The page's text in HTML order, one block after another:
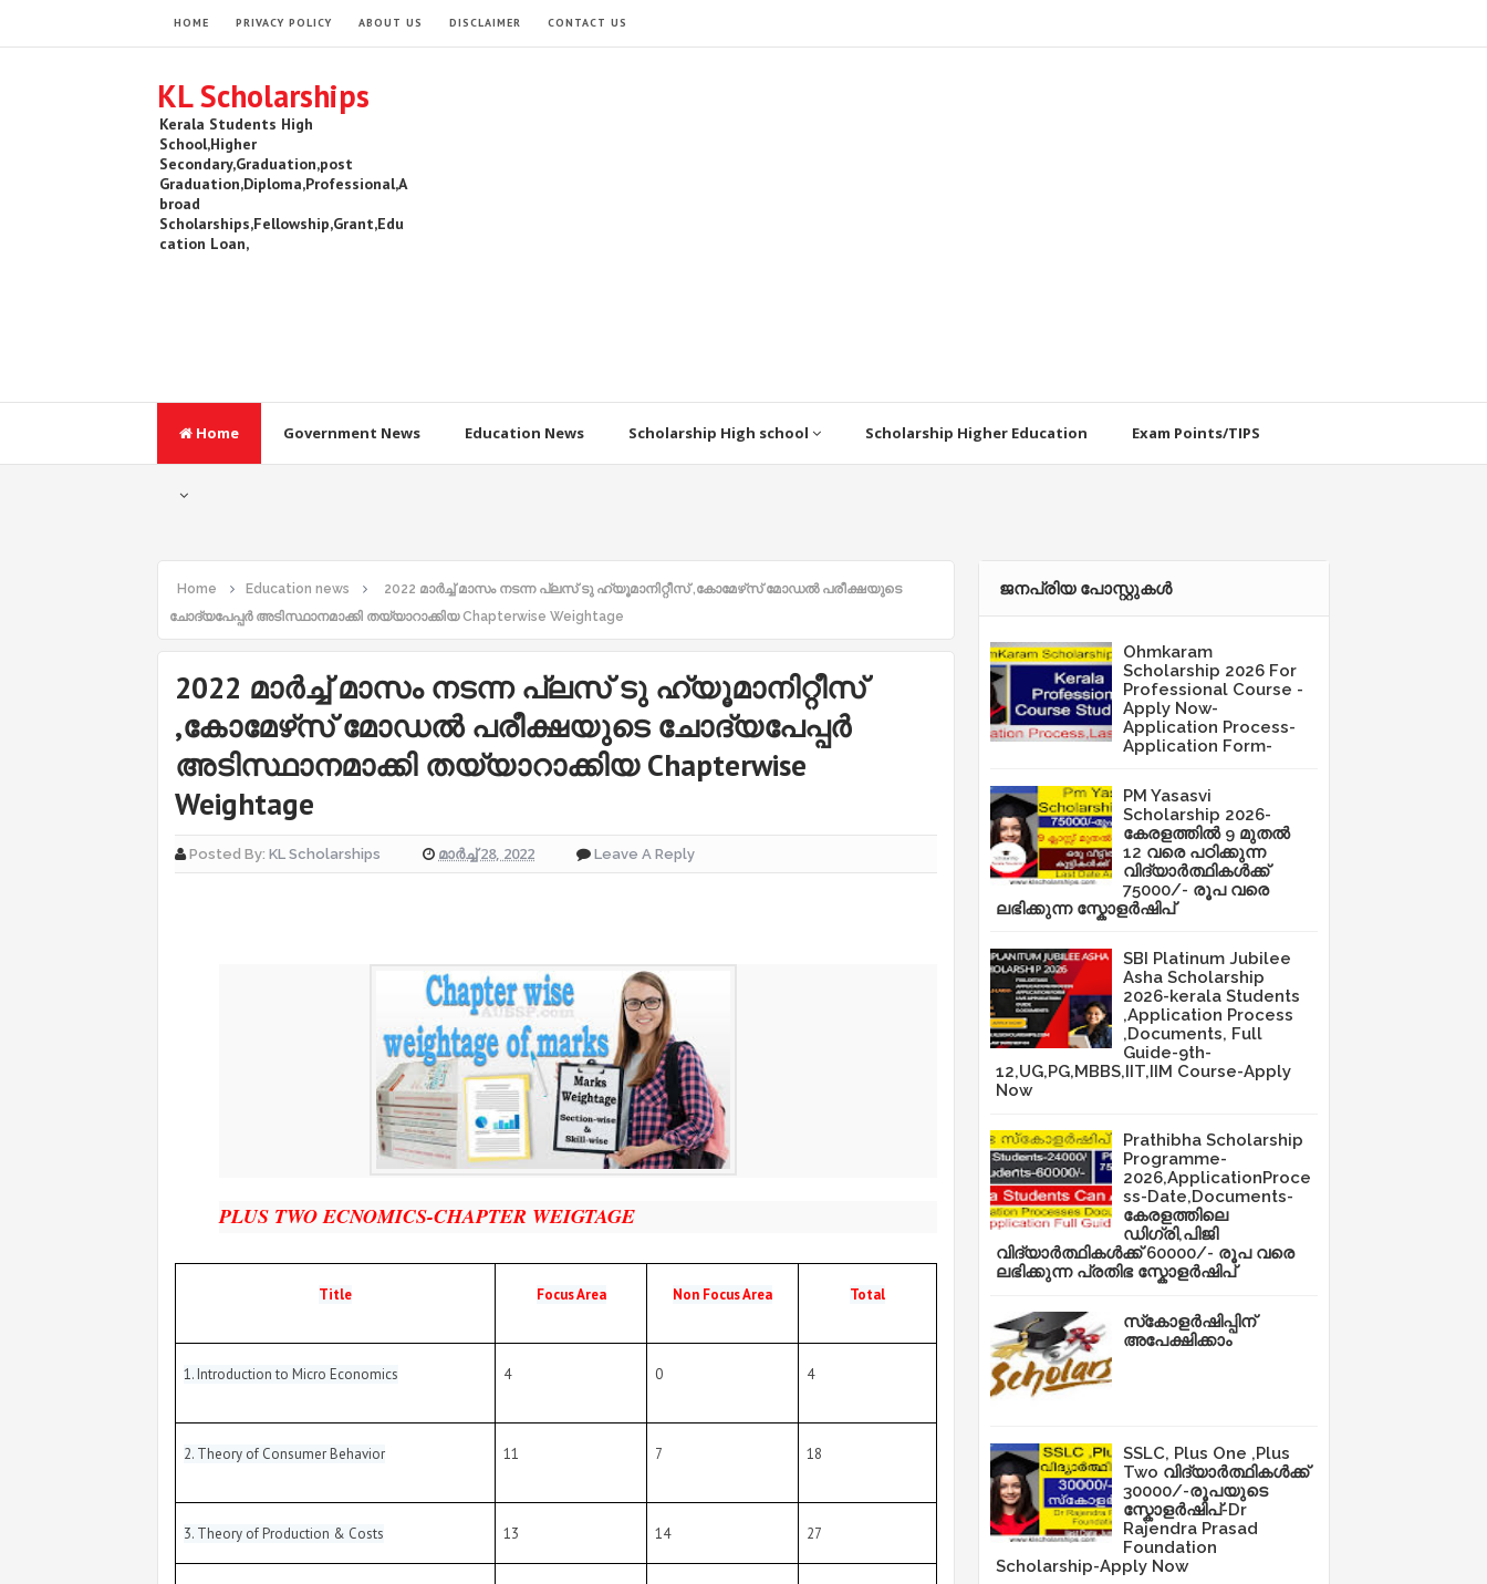
HOME PRIVACY POLICY ABOUT US DISCLAIMER CONTACT US
KL Scholarships
Kerala Students High
School,Higher
Secondary,Graduation,post
Graduation,Diploma,Professional,A
broad
Scholarships,Fellowship,Grant,Edu
cation Loan,
Home Government News Education News Scholarship High school Scholarship Higher Education Exam Points/TIPS
Home Education news
2022 മാർച്ച് മാസം നടന്ന പ്ലസ് ടു ഹ്യൂമാനിറ്റീസ് ,കോമേഴ്‌സ് മോഡൽ പരീക്ഷയുടെ
ചോദ്യപേപ്പർ അടിസ്ഥാനമാക്കി തയ്യാറാക്കിയ Chapterwise Weightage
2022 മാർച്ച് മാസം നടന്ന പ്ലസ് ടു ഹ്യൂമാനിറ്റീസ്
,കോമേഴ്‌സ് മോഡൽ പരീക്ഷയുടെ ചോദ്യപേപ്പർ
അടിസ്ഥാനമാക്കി തയ്യാറാക്കിയ Chapterwise
Weightage
Posted By: KL Scholarships മാർച്ച് 28, 2022 Leave A Reply
PLUS TWO ECNOMICS-CHAPTER WEIGTAGE
Title Focus Area Non Focus Area Total
1. Introduction to Micro Economics 4 0 4
2. Theory of Consumer Behavior 11 7 18
3. Theory of Production & Costs 13 14 27
ജനപ്രിയ പോസ്റ്റുകള്‍‌
Ohmkaram
Scholarship 2026 For
Professional Course -
Apply Now-
Application Process-
Application Form-
PM Yasasvi
Scholarship 2026-
കേരളത്തിൽ 9 മുതൽ
12 വരെ പഠിക്കുന്ന
വിദ്യാർത്ഥികൾക്ക്
75000/- രൂപ വരെ
ലഭിക്കുന്ന സ്കോളർഷിപ്
SBI Platinum Jubilee
Asha Scholarship
2026-kerala Students
,Application Process
,Documents, Full
Guide-9th-
12,UG,PG,MBBS,IIT,IIM Course-Apply
Now
Prathibha Scholarship
Programme-
2026,ApplicationProce
ss-Date,Documents-
കേരളത്തിലെ
ഡിഗ്രി,പിജി
വിദ്യാർത്ഥികൾക്ക് 60000/- രൂപ വരെ
ലഭിക്കുന്ന പ്രതിഭ സ്കോളർഷിപ്
സ്‌കോളർഷിപ്പിന്
അപേക്ഷിക്കാം
SSLC, Plus One ,Plus
Two വിദ്യാർത്ഥികൾക്ക്
30000/-രൂപയുടെ
സ്കോളർഷിപ്-Dr
Rajendra Prasad
Foundation
Scholarship-Apply Now